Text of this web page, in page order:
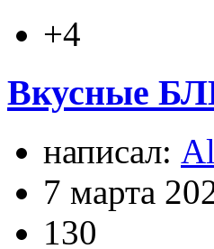
+4
Вкусные
написал:
7 марта
130